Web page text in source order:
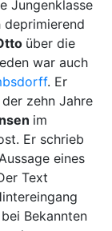
Jungenklasse
über die
war auch
. Er
der zehn Jahre
im
Er schrieb
eines
Text
Bekannten